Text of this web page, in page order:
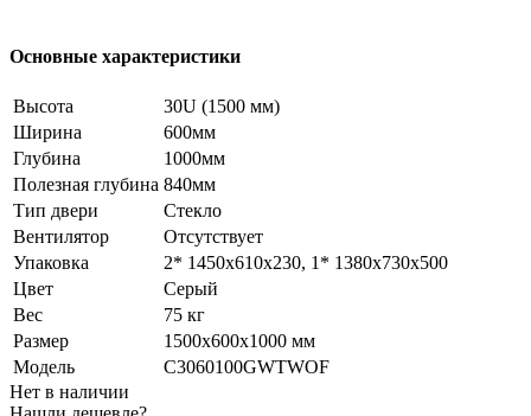
Основные характеристики
Высота
30U (1500 мм)
Ширина
600мм
Глубина
1000мм
Полезная глубина 840мм
Тип двери
Стекло
Вентилятор
Отсутствует
Упаковка
2* 1450х610х230, 1* 1380х730х500
Цвет
Серый
Вес
75 кг
Размер
1500х600х1000 мм
Модель
C3060100GWTWOF
Нет в наличии